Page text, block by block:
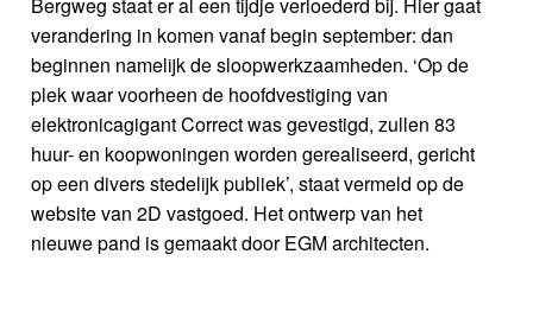
verandering in komen vanaf begin september: dan
beginnen namelijk de sloopwerkzaamheden. ‘Op de
plek waar voorheen de hoofdvestiging van
elektronicagigant Correct was gevestigd, zullen 83
huur- en koopwoningen worden gerealiseerd, gericht
op een divers stedelijk publiek’, staat vermeld op de
website van 2D vastgoed. Het ontwerp van het
nieuwe pand is gemaakt door EGM architecten.